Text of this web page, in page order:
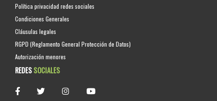
Política privacidad redes sociales
Condiciones Generales
Cláusulas legales
RGPD (Reglamento General Protección de Datos)
Autorización menores
REDESSOCIALES